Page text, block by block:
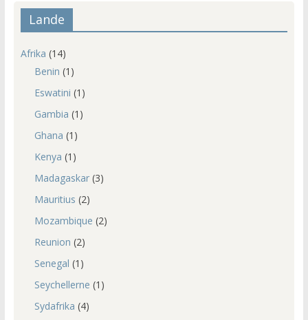
Lande
Afrika (14)
Benin (1)
Eswatini (1)
Gambia (1)
Ghana (1)
Kenya (1)
Madagaskar(3)
Mauritius (2)
Mozambique (2)
Reunion (2)
Senegal (1)
Seychellerne (1)
Sydafrika (4)